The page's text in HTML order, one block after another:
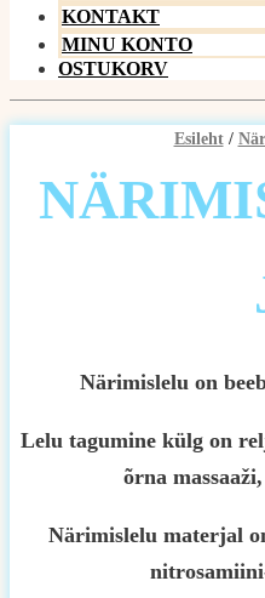
KONTAKT
MINU KONTO
OSTUKORV
Esileht/
Närimislelu on
Lelu tagumine külg on
õrna
Närimislelu materjal